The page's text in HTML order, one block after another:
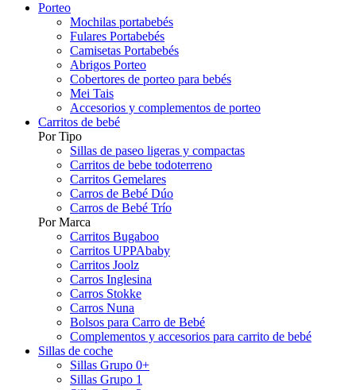
Porteo
Mochilas portabebés
Fulares Portabebés
Camisetas Portabebés
Abrigos Porteo
Cobertores de porteo para bebés
Mei Tais
Accesorios y complementos de porteo
Carritos de bebé
Por Tipo
Sillas de paseo ligeras y compactas
Carritos de bebe todoterreno
Carritos Gemelares
Carros de Bebé Dúo
Carros de Bebé Trío
Por Marca
Carritos Bugaboo
Carritos UPPAbaby
Carritos Joolz
Carros Inglesina
Carros Stokke
Carros Nuna
Bolsos para Carro de Bebé
Complementos y accesorios para carrito de bebé
Sillas de coche
Sillas Grupo 0+
Sillas Grupo 1